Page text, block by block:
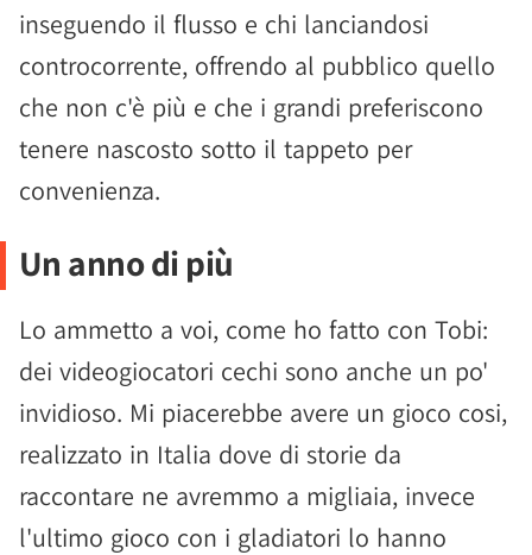
inseguendo il flusso e chi lanciandosi
controcorrente, offrendo al pubblico quello
che non c'è più e che i grandi preferiscono
tenere nascosto sotto il tappeto per
convenienza.
Un anno di più
Lo ammetto a voi, come ho fatto con Tobi:
dei videogiocatori cechi sono anche un po'
invidioso. Mi piacerebbe avere un gioco cosi,
realizzato in Italia dove di storie da
raccontare ne avremmo a migliaia, invece
l'ultimo gioco con i gladiatori lo hanno